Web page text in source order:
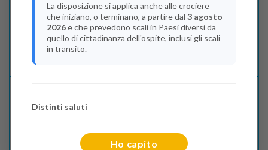
Condizioni
Recensioni
Indica il numero dei passeggeri
La disposizione si applica anche alle crociere
che iniziano, o terminano, a partire dal 3 agosto
2026e che prevedono scali in Paesi diversi da
quello di cittadinanza dell'ospite, inclusi gli scali
in transito.
Distinti saluti
Ho capito